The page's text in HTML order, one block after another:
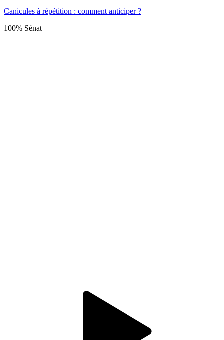
Canicules à répétition : comment anticiper ?
100% Sénat